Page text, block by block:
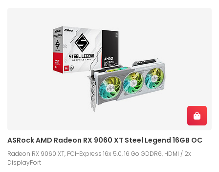
ASRock AMD Radeon RX 9060 XT Steel Legend 16GB OC
Radeon RX 9060 XT, PCI-Express 16x 5.0, 16 Go GDDR6, HDMI / 2x
DisplayPort